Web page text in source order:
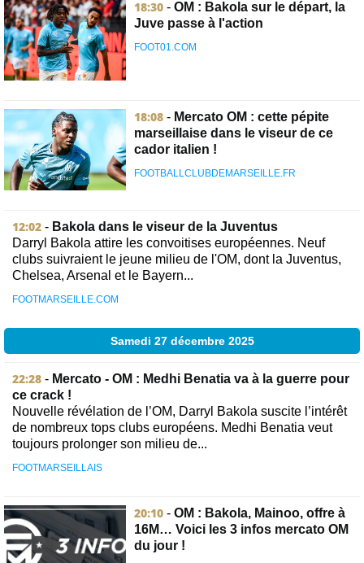
18:30 - OM : Bakola sur le départ, la
Juve passe à l'action
FOOT01.COM
18:08 - Mercato OM : cette pépite
marseillaise dans le viseur de ce
cador italien !
FOOTBALLCLUBDEMARSEILLE.FR
12:02 - Bakola dans le viseur de la Juventus
Darryl Bakola attire les convoitises européennes. Neuf
clubs suivraient le jeune milieu de l'OM, dont la Juventus,
Chelsea, Arsenal et le Bayern...
FOOTMARSEILLE.COM
Samedi 27 décembre 2025
22:28 - Mercato - OM : Medhi Benatia va à la guerre pour
ce crack !
Nouvelle révélation de l’OM, Darryl Bakola suscite l’intérêt
de nombreux tops clubs européens. Medhi Benatia veut
toujours prolonger son milieu de...
FOOTMARSEILLAIS
20:10 - OM : Bakola, Mainoo, offre à
16M… Voici les 3 infos mercato OM
du jour !